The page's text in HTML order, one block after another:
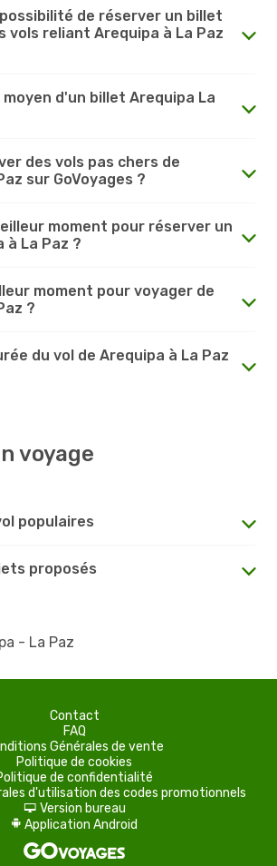
de réserver un billet
vols reliant Arequipa à La Paz
d'un billet Arequipa La
des vols pas chers de
sur GoVoyages ?
moment pour réserver un
à La Paz ?
moment pour voyager de
?
du vol de Arequipa à La Paz
voyage
populaires
proposés
- La Paz
Contact
FAQ
Générales de vente
Politique de cookies
de confidentialité
d'utilisation des codes promotionnels
d Version bureau
A Application Android